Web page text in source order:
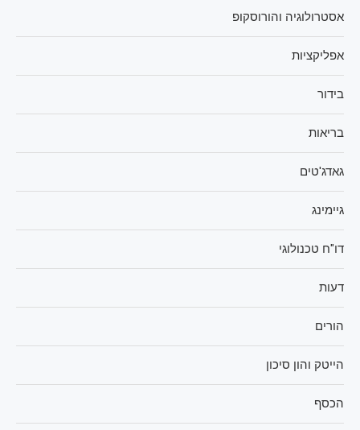
אסטרולוגיה והורוסקופ
אפליקציות
בידור
בריאות
גאדג'טים
גיימינג
דו"ח טכנולוגי
דעות
הורים
הייטק והון סיכון
הכסף